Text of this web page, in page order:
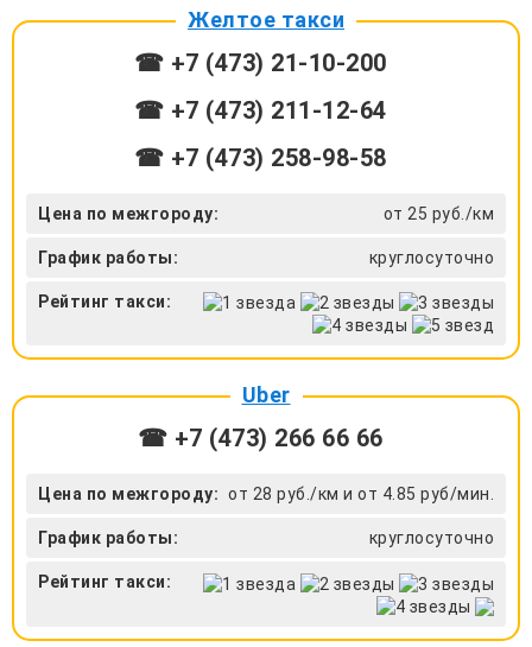
Желтое такси
☎ +7 (473) 21-10-200
☎ +7 (473) 211-12-64
☎ +7 (473) 258-98-58
Цена по межгороду: от 25 руб./км
График работы: круглосуточно
Рейтинг такси:
Uber
☎ +7 (473) 266 66 66
Цена по межгороду: от 28 руб./км и от 4.85 руб/мин.
График работы: круглосуточно
Рейтинг такси: